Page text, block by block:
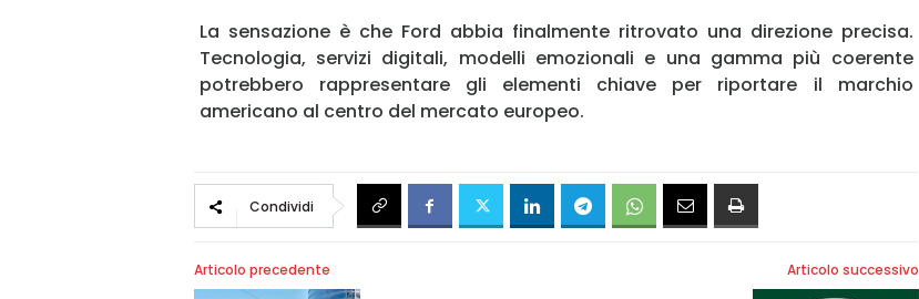
La sensazione è che Ford abbia finalmente ritrovato una direzione precisa.
Tecnologia, servizi digitali, modelli emozionali e una gamma più coerente
potrebbero rappresentare gli elementi chiave per riportare il marchio
americano al centro del mercato europeo.
Condividi
Articolo precedente Articolo successivo